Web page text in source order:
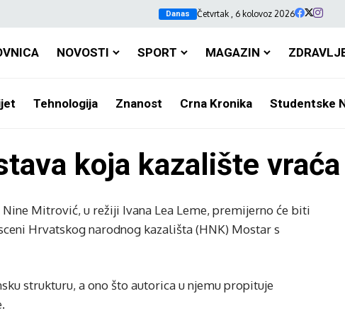
Danas Četvrtak , 6 kolovoz 2026
NOVOSTI SPORT MAGAZIN
Tehnologija Znanost Crna Kronika Studentske
koja kazalište
Mitrović, u režiji Ivana Lea Leme, premijerno će biti
Hrvatskog narodnog kazališta (HNK) Mostar s
strukturu, a ono što autorica u njemu propituje